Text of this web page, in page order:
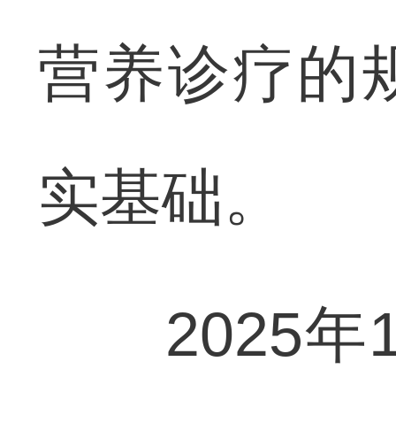
营养诊疗的
实基础。
2025年12